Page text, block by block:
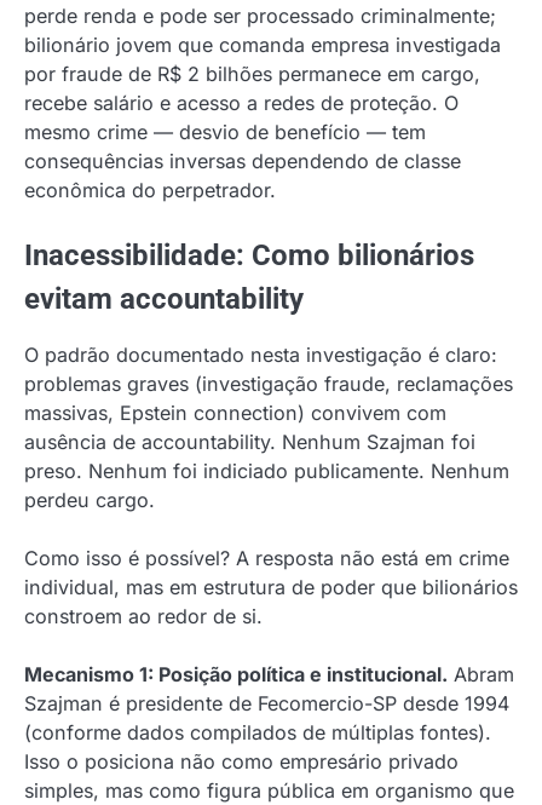
perde renda e pode ser processado criminalmente;
bilionário jovem que comanda empresa investigada
por fraude de R$ 2 bilhões permanece em cargo,
recebe salário e acesso a redes de proteção. O
mesmo crime — desvio de benefício — tem
consequências inversas dependendo de classe
econômica do perpetrador.
Inacessibilidade: Como bilionários
evitam accountability
O padrão documentado nesta investigação é claro:
problemas graves (investigação fraude, reclamações
massivas, Epstein connection) convivem com
ausência de accountability. Nenhum Szajman foi
preso. Nenhum foi indiciado publicamente. Nenhum
perdeu cargo.
Como isso é possível? A resposta não está em crime
individual, mas em estrutura de poder que bilionários
constroem ao redor de si.
Mecanismo 1: Posição política e institucional. Abram
Szajman é presidente de Fecomercio-SP desde 1994
(conforme dados compilados de múltiplas fontes).
Isso o posiciona não como empresário privado
simples, mas como figura pública em organismo que